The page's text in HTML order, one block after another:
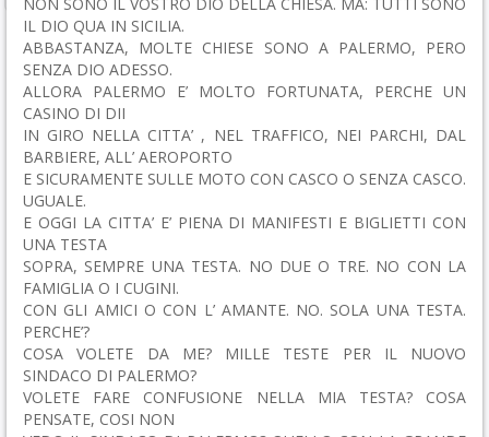
IL DIO QUA IN SICILIA.
ABBASTANZA, MOLTE CHIESE SONO A PALERMO, PERO
SENZA DIO ADESSO.
ALLORA PALERMO E’ MOLTO FORTUNATA, PERCHE UN
CASINO DI DII
IN GIRO NELLA CITTA’ , NEL TRAFFICO, NEI PARCHI, DAL
BARBIERE, ALL’ AEROPORTO
E SICURAMENTE SULLE MOTO CON CASCO O SENZA CASCO.
UGUALE.
E OGGI LA CITTA’ E’ PIENA DI MANIFESTI E BIGLIETTI CON
UNA TESTA
SOPRA, SEMPRE UNA TESTA. NO DUE O TRE. NO CON LA
FAMIGLIA O I CUGINI.
CON GLI AMICI O CON L’ AMANTE. NO. SOLA UNA TESTA.
PERCHE’?
COSA VOLETE DA ME? MILLE TESTE PER IL NUOVO
SINDACO DI PALERMO?
VOLETE FARE CONFUSIONE NELLA MIA TESTA? COSA
PENSATE, COSI NON